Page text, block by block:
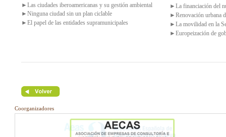
►Las ciudades iberoamericanas y su gestión ambiental
►Ninguna ciudad sin un plan ciclable
►El papel de las entidades supramunicipales
►La financiación del
►Renovación urbana
►La movilidad en la
►Europeización de
Coorganizadores